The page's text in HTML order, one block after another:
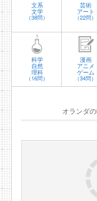
文系
文学
（38問）
芸術
アート
（22問）
科学
自然
理科
（16問）
漫画
アニメ
ゲーム
（34問）
オランダ